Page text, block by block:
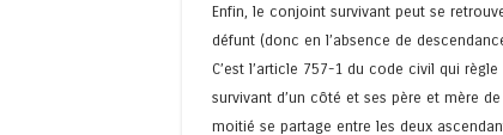
Enfin, le conjoint survivant peut se
défunt (donc en l’absence de
C’est l’article 757-1 du code civil qui
survivant d’un côté et ses père et mère
moitié se partage entre les deux